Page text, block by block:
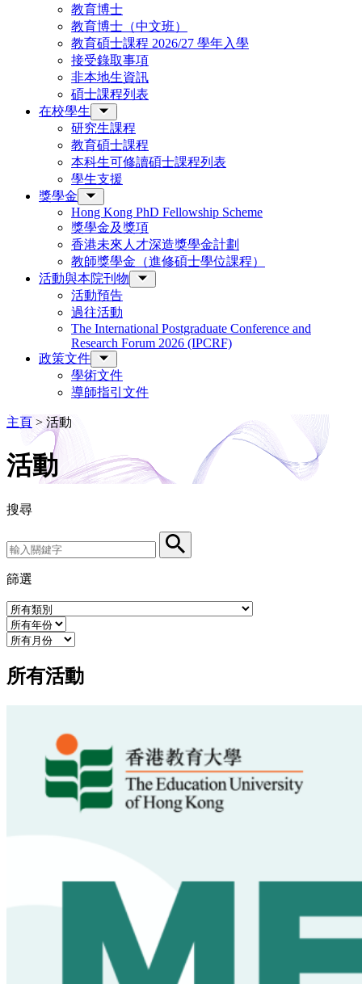
教育博士
教育博士（中文班）
教育碩士課程 2026/27 學年入學
接受錄取事項
非本地生資訊
碩士課程列表
在校學生
研究生課程
教育碩士課程
本科生可修讀碩士課程列表
學生支援
獎學金
Hong Kong PhD Fellowship Scheme
獎學金及獎項
香港未來人才深造獎學金計劃
教師獎學金（進修碩士學位課程）
活動與本院刊物
活動預告
過往活動
The International Postgraduate Conference and
Research Forum 2026 (IPCRF)
政策文件
學術文件
導師指引文件
主頁 >活動
活動
搜尋
Search
篩選
Event Category
Year
Month
所有活動